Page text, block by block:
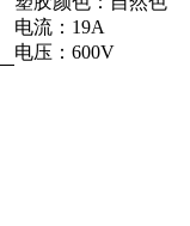
电流：19A
电压：600V